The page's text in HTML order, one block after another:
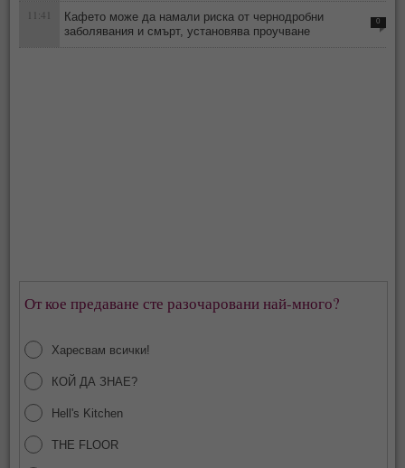
11:41
Кафето може да намали риска от чернодробни
заболявания и смърт, установява проучване
0
От кое предаване сте разочаровани най-много?
Харесвам всички!
КОЙ ДА ЗНАЕ?
Hell's Kitchen
THE FLOOR